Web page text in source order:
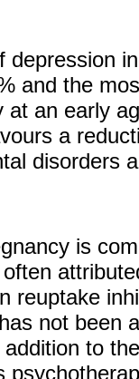
depression
and the
at an early
a
disorders
is
reuptake
not been
to